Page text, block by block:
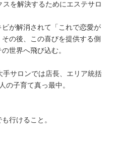
を解決するためにエステサロ
が解消されて「これで恋愛が
の後、この喜びを提供する側
世界へ飛び込む。
サロンでは店長、エリア統括
の子育て真っ最中。
行けること。